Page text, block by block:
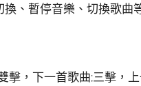
、暫停音樂、切換歌曲
擊，下一首歌曲;三擊，上